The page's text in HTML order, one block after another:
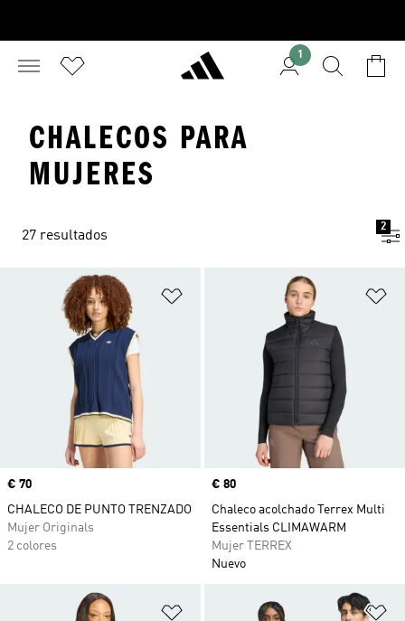
1
CHALECOS PARA
MUJERES
27 resultados
2
Añadir a la lista de deseos
Precio
€ 70
CHALECO DE PUNTO TRENZADO
Mujer Originals
2 colores
Precio
€ 80
Chaleco acolchado Terrex Multi
Essentials CLIMAWARM
Mujer TERREX
Nuevo
Añadir a la lista de deseos